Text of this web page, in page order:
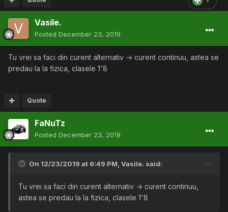
Vasile.
Posted December 23, 2019
Tu vrei sa faci din curent alternativ -> curent continuu, astea se
predau la la fizica, clasele 1'8
Quote
FaNuTz
Posted December 23, 2019
On 12/23/2019 at 6:49 PM, Vasile. said:
Tu vrei sa faci din curent alternativ -> curent continuu,
astea se predau la la fizica, clasele 1'8